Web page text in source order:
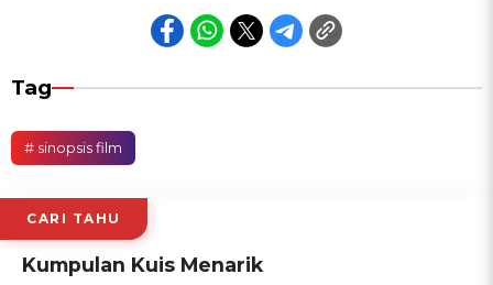
Tag
# sinopsis film
CARI TAHU
Kumpulan Kuis Menarik